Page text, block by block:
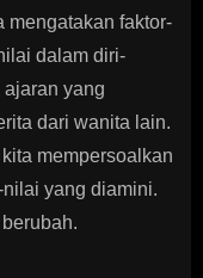
mengatakan faktor-
dalam diri-
yang
dari wanita lain.
mempersoalkan
yang diamini.